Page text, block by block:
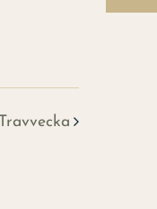
Travvecka